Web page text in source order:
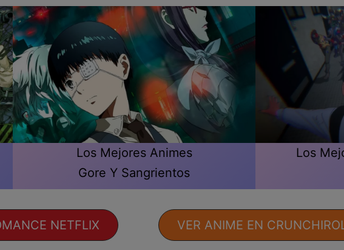
Los Mejores Animes
Gore Y Sangrientos
Los
NETFLIX VER ANIME EN